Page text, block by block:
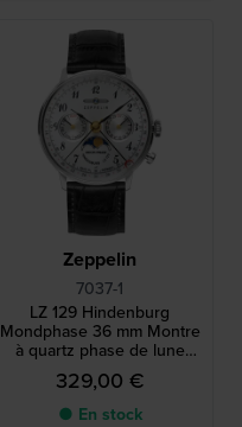
Zeppelin
7037-1
LZ 129 Hindenburg
Mondphase 36 mm Montre
à quartz phase de lune
fabriquée en Allemagne
avec mouvement suisse
329,00 €
● En stock